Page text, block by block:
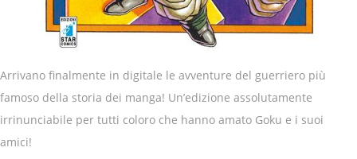
Arrivano finalmente in digitale le avventure del guerriero più
famoso della storia dei manga! Un’edizione assolutamente
irrinunciabile per tutti coloro che hanno amato Goku e i suoi
amici!